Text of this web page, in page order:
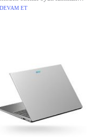
bir dizi 2026 tanıtım
ET